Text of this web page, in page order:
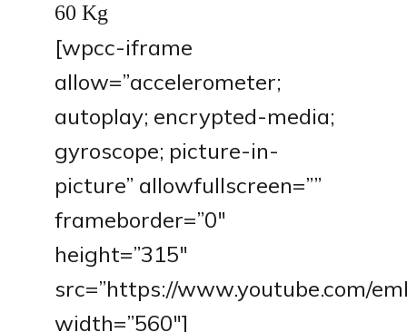
60 Kg
[wpcc-iframe
allow=”accelerometer;
autoplay; encrypted-media;
gyroscope; picture-in-
picture” allowfullscreen=””
frameborder=”0″
height=”315″
src=”https://www.youtube.com/
width=”560″]